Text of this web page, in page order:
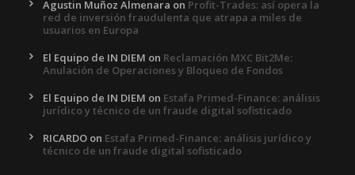
Agustin Muñoz Almenara on Profit-Trades: así opera la
red de inversión fraudulenta que atrapa a miles de
usuarios en Europa
El Equipo de IN DIEM on Reclamación MXC Bit2Me:
Anulación de Operaciones y Bloqueo de Fondos
El Equipo de IN DIEM on Estafa Primed-Finance: análisis
jurídico y técnico de un fraude digital sofisticado
RICARDO on Estafa Primed-Finance: análisis jurídico y
técnico de un fraude digital sofisticado